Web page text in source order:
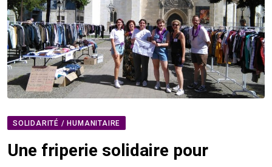
SOLIDARITÉ / HUMANITAIRE
Une friperie solidaire pour